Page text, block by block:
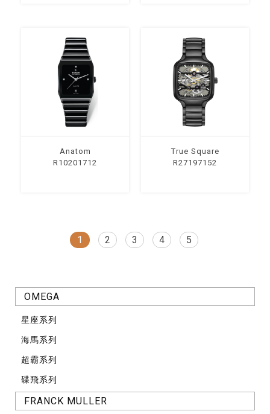
OMEGA
星座系列
海馬系列
超霸系列
碟飛系列
FRANCK MULLER
Anatom
R10201712
True Square
R27197152
1 2 3 4 5